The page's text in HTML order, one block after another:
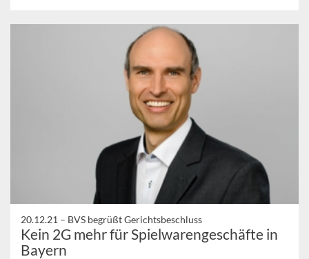
20.12.21 – BVS begrüßt Gerichtsbeschluss
Kein 2G mehr für Spielwarengeschäfte in
Bayern